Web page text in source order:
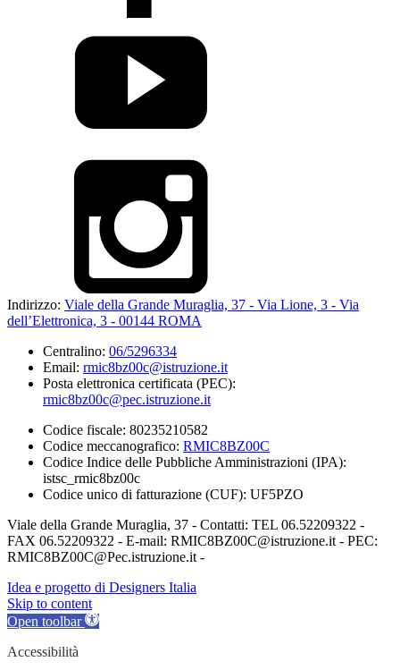
Indirizzo: Viale della Grande Muraglia, 37 - Via Lione, 3 - Via
dell’Elettronica, 3 - 00144 ROMA
Centralino: 06/5296334
Email: rmic8bz00c@istruzione.it
Posta elettronica certificata (PEC):
rmic8bz00c@pec.istruzione.it
Codice fiscale: 80235210582
Codice meccanografico: RMIC8BZ00C
Codice Indice delle Pubbliche Amministrazioni (IPA):
istsc_rmic8bz00c
Codice unico di fatturazione (CUF): UF5PZO
Viale della Grande Muraglia, 37 - Contatti: TEL 06.52209322 -
FAX 06.52209322 - E-mail: RMIC8BZ00C@istruzione.it - PEC:
RMIC8BZ00C@Pec.istruzione.it -
Idea e progetto di Designers Italia
Skip to content
Open toolbar
Accessibilità